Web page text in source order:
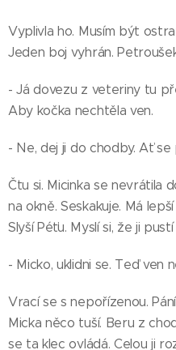
Vyplivla ho. Musím být
Jeden boj vyhrán.
- Já dovezu z veteriny tu
Aby kočka nechtěla ven.
- Ne, dej ji do chodby. Ať se
Čtu si. Micinka se nevrátila
na okně. Seskakuje. Má
Slyší Péťu. Myslí si, že ji pustí
- Micko, uklidni se. Teď ven
Vrací se s nepořízenou.
Micka něco tuší. Beru z
se ta klec ovládá. Celou ji